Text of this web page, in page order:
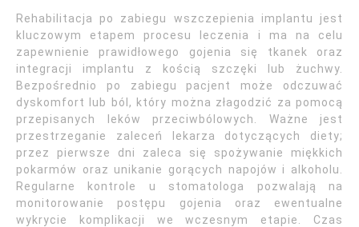
Rehabilitacja po zabiegu wszczepienia implantu jest
kluczowym etapem procesu leczenia i ma na celu
zapewnienie prawidłowego gojenia się tkanek oraz
integracji implantu z kością szczęki lub żuchwy.
Bezpośrednio po zabiegu pacjent może odczuwać
dyskomfort lub ból, który można złagodzić za pomocą
przepisanych leków przeciwbólowych. Ważne jest
przestrzeganie zaleceń lekarza dotyczących diety;
przez pierwsze dni zaleca się spożywanie miękkich
pokarmów oraz unikanie gorących napojów i alkoholu.
Regularne kontrole u stomatologa pozwalają na
monitorowanie postępu gojenia oraz ewentualne
wykrycie komplikacji we wczesnym etapie. Czas